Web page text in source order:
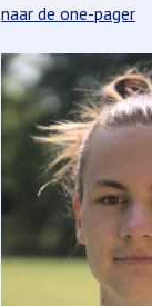
naar de one-pager